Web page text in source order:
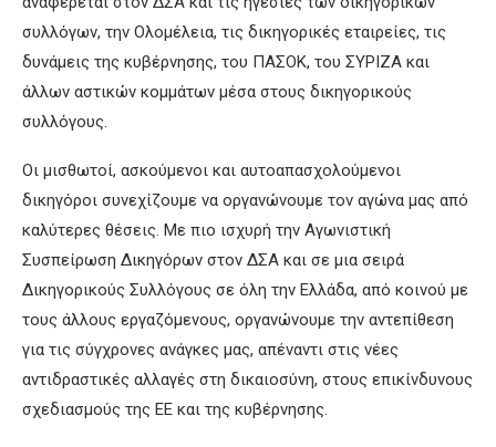
συλλόγων, την Ολομέλεια, τις δικηγορικές εταιρείες, τις
δυνάμεις της κυβέρνησης, του ΠΑΣΟΚ, του ΣΥΡΙΖΑ και
άλλων αστικών κομμάτων μέσα στους δικηγορικούς
συλλόγους.
Οι μισθωτοί, ασκούμενοι και αυτοαπασχολούμενοι
δικηγόροι συνεχίζουμε να οργανώνουμε τον αγώνα μας από
καλύτερες θέσεις. Με πιο ισχυρή την Αγωνιστική
Συσπείρωση Δικηγόρων στον ΔΣΑ και σε μια σειρά
Δικηγορικούς Συλλόγους σε όλη την Ελλάδα, από κοινού με
τους άλλους εργαζόμενους, οργανώνουμε την αντεπίθεση
για τις σύγχρονες ανάγκες μας, απέναντι στις νέες
αντιδραστικές αλλαγές στη δικαιοσύνη, στους επικίνδυνους
σχεδιασμούς της ΕΕ και της κυβέρνησης.